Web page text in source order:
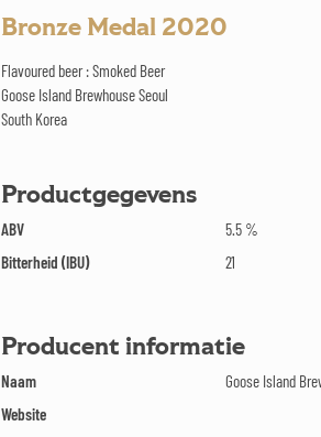
Bronze Medal 2020
Flavoured beer : Smoked Beer
Goose Island Brewhouse Seoul
South Korea
Productgegevens
ABV
5.5 %
Bitterheid (IBU)
21
Producent informatie
Naam
Goose Island
Website